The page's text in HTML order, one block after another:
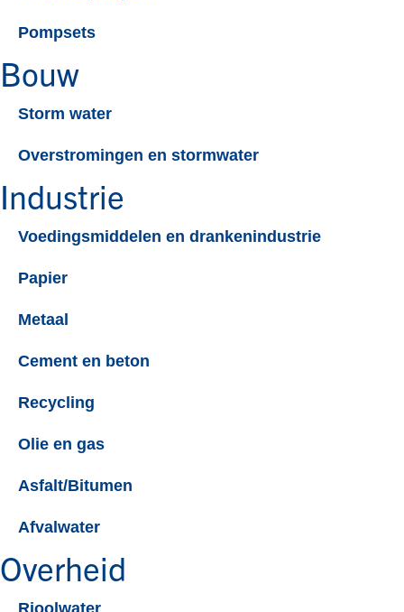
Pompsets
Bouw
Storm water
Overstromingen en stormwater
Industrie
Voedingsmiddelen en drankenindustrie
Papier
Metaal
Cement en beton
Recycling
Olie en gas
Asfalt/Bitumen
Afvalwater
Overheid